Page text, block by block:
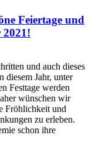
Feiertage und
2021!
und auch dieses
diesem Jahr, unter
Festtage werden
wünschen wir
Fröhlichkeit und
zu erleben.
schon ihre